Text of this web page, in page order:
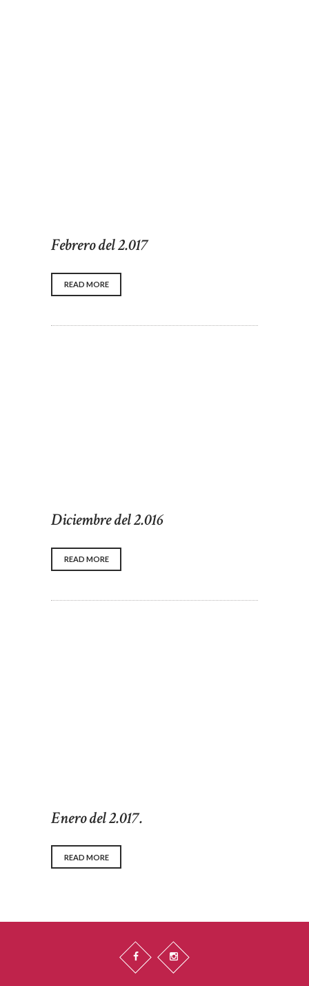
Febrero del 2.017
READ MORE
Diciembre del 2.016
READ MORE
Enero del 2.017.
READ MORE